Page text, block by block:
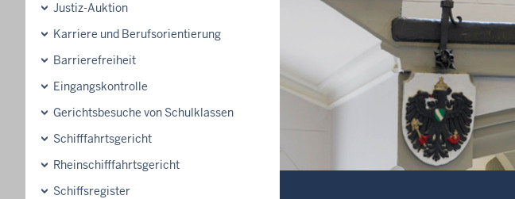
Justiz-Auktion
Karriere und Berufsorientierung
Barrierefreiheit
Eingangskontrolle
Gerichtsbesuche von Schulklassen
Schifffahrtsgericht
Rheinschifffahrtsgericht
Schiffsregister